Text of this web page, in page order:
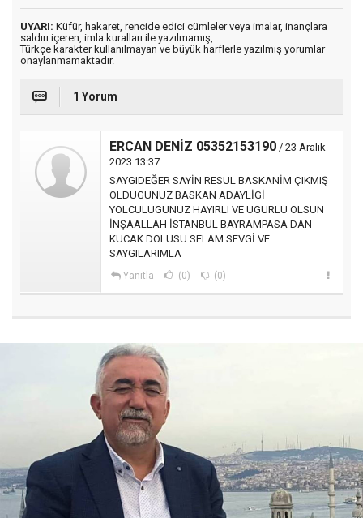
UYARI: Küfür, hakaret, rencide edici cümleler veya imalar, inançlara
saldırı içeren, imla kuralları ile yazılmamış,
Türkçe karakter kullanılmayan ve büyük harflerle yazılmış yorumlar
onaylanmamaktadır.
1 Yorum
ERCAN DENİZ 05352153190 / 23 Aralık
2023 13:37
SAYGIDEĞER SAYİN RESUL BASKANİM ÇIKMIŞ
OLDUGUNUZ BASKAN ADAYLİGİ
YOLCULUGUNUZ HAYIRLI VE UGURLU OLSUN
İNŞAALLAH İSTANBUL BAYRAMPASA DAN
KUCAK DOLUSU SELAM SEVGİ VE
SAYGILARIMLA
Yanıtla (0) (0)